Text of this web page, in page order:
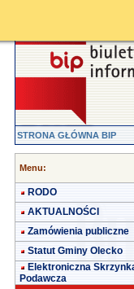
STRONA GŁÓWNA BIP
Menu:
RODO
AKTUALNOŚCI
Zamówienia publiczne
Statut Gminy Olecko
Elektroniczna
Podawcza